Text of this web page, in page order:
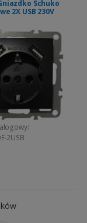
Schuko
2X USB 230V
2USB